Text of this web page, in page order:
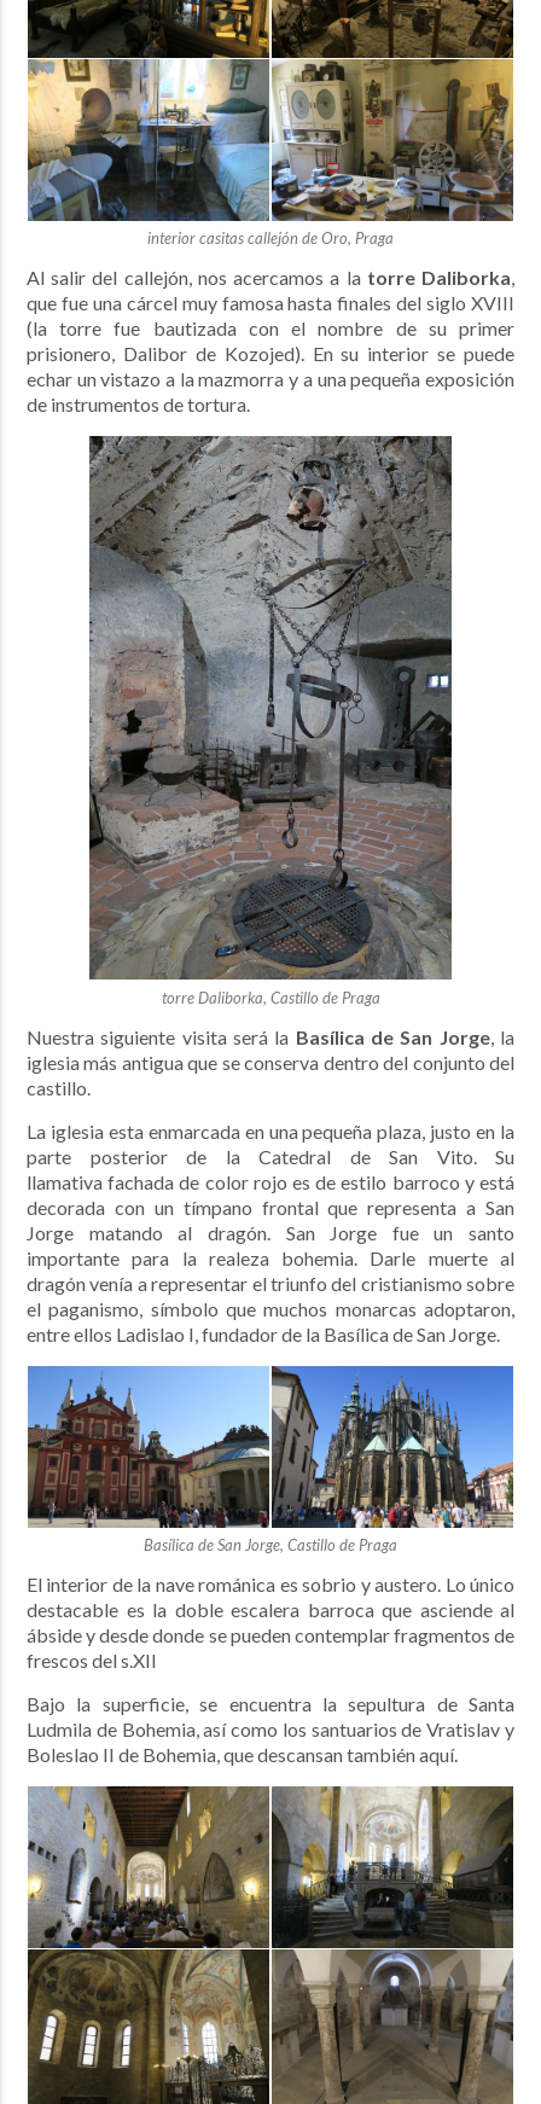
interior casitas callejón de Oro, Praga
Al salir del callejón, nos acercamos a la torre Daliborka,
que fue una cárcel muy famosa hasta finales del siglo XVIII
(la torre fue bautizada con el nombre de su primer
prisionero, Dalibor de Kozojed). En su interior se puede
echar un vistazo a la mazmorra y a una pequeña exposición
de instrumentos de tortura.
torre Daliborka, Castillo de Praga
Nuestra siguiente visita será la Basílica de San Jorge, la
iglesia más antigua que se conserva dentro del conjunto del
castillo.
La iglesia esta enmarcada en una pequeña plaza, justo en la
parte posterior de la Catedral de San Vito. Su
llamativa fachada de color rojo es de estilo barroco y está
decorada con un tímpano frontal que representa a San
Jorge matando al dragón. San Jorge fue un santo
importante para la realeza bohemia. Darle muerte al
dragón venía a representar el triunfo del cristianismo sobre
el paganismo, símbolo que muchos monarcas adoptaron,
entre ellos Ladislao I, fundador de la Basílica de San Jorge.
Basílica de San Jorge, Castillo de Praga
El interior de la nave románica es sobrio y austero. Lo único
destacable es la doble escalera barroca que asciende al
ábside y desde donde se pueden contemplar fragmentos de
frescos del s.XII
Bajo la superficie, se encuentra la sepultura de Santa
Ludmila de Bohemia, así como los santuarios de Vratislav y
Boleslao II de Bohemia, que descansan también aquí.